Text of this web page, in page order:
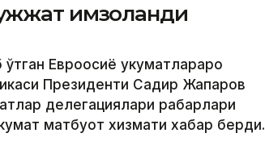
имзоланди
Евроосиё ҳукуматлараро
Президенти Садир Жапаров
делегациялари раҳбарлари
матбуот хизмати хабар берди.